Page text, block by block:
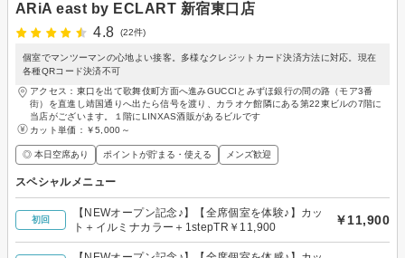
ARiA east by ECLART 新宿東口店
4.8
(22件)
個室でマンツーマンの心地よい接客。多様なクレジットカード決済方法に対応。現在
各種QRコード決済不可
アクセス：東口を出て歌舞伎町方面へ進みGUCCIとみずほ銀行の間の路（モア3番
街）を直進し靖国通りへ出たら信号を渡り、カラオケ館隣にある第22東ビルの7階に
当店がございます。１階にLINXAS酒販があるビルです
カット単価： ￥5,000～
◎ 本日空席あり ポイントが貯まる・使える メンズ歓迎
スペシャルメニュー
初回
【NEWオープン記念♪】【全席個室を体験♪】カッ
ト＋イルミナカラー＋1stepTR￥11,900
￥11,900